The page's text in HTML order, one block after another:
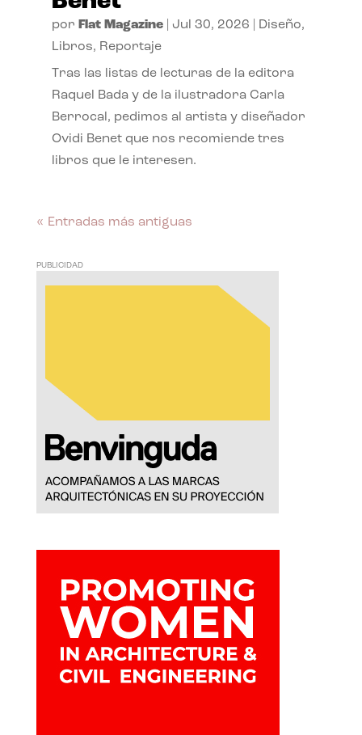
por Flat Magazine| Jul 30, 2026 Diseño,
Libros, Reportaje
Tras las listas de lecturas de la editora
Raquel Bada y de la ilustradora Carla
Berrocal, pedimos al artista y diseñador
Ovidi Benet que nos recomiende tres
libros que le interesen.
« Entradas más antiguas
PUBLICIDAD